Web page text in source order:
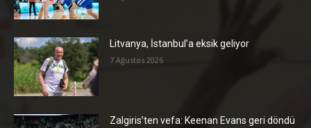
Litvanya, İstanbul’a eksik geliyor
7 Ağustos 2026
Zalgiris’ten vefa: Keenan Evans geri döndü